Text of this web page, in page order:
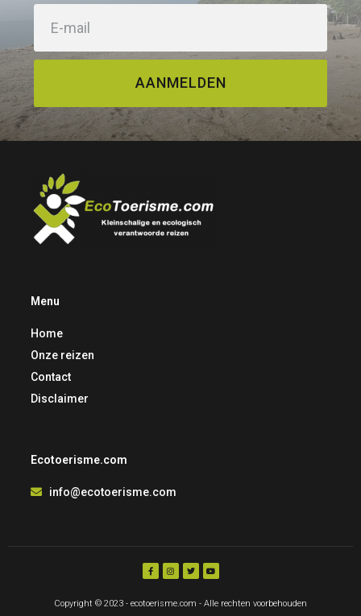
AANMELDEN
Menu
Home
Onze reizen
Contact
Disclaimer
Ecotoerisme.com
info@ecotoerisme.com
Copyright © 2023 - ecotoerisme.com - Alle rechten voorbehouden